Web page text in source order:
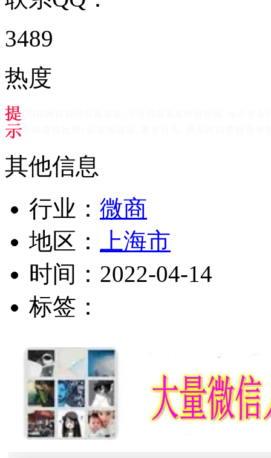
3489
热度
其他信息
行业： 微商
地区：
上海市
时间： 2022-04-14
标签：